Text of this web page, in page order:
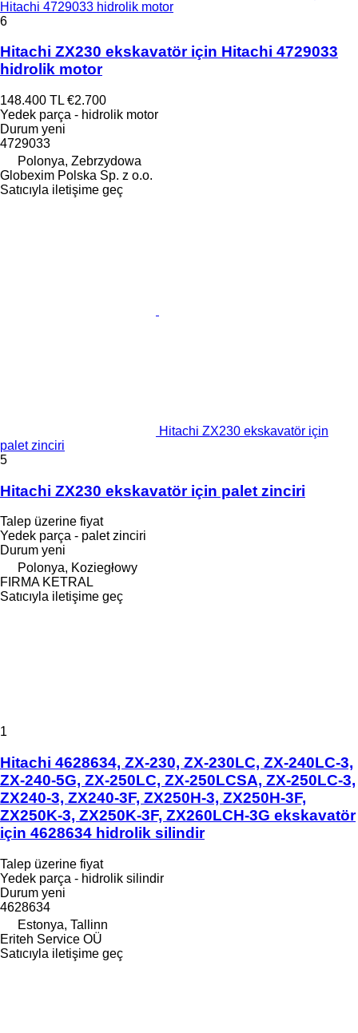
Hitachi 4729033 hidrolik motor
6
Hitachi ZX230 ekskavatör için Hitachi 4729033
hidrolik motor
148.400 TL €2.700
Yedek parça - hidrolik motor
Durum yeni
4729033
Polonya, Zebrzydowa
Globexim Polska Sp. z o.o.
Satıcıyla iletişime geç
Hitachi ZX230 ekskavatör için
palet zinciri
5
Hitachi ZX230 ekskavatör için palet zinciri
Talep üzerine fiyat
Yedek parça - palet zinciri
Durum yeni
Polonya, Koziegłowy
FIRMA KETRAL
Satıcıyla iletişime geç
1
Hitachi 4628634, ZX-230, ZX-230LC, ZX-240LC-3,
ZX-240-5G, ZX-250LC, ZX-250LCSA, ZX-250LC-3,
ZX240-3, ZX240-3F, ZX250H-3, ZX250H-3F,
ZX250K-3, ZX250K-3F, ZX260LCH-3G ekskavatör
için 4628634 hidrolik silindir
Talep üzerine fiyat
Yedek parça - hidrolik silindir
Durum yeni
4628634
Estonya, Tallinn
Eriteh Service OÜ
Satıcıyla iletişime geç